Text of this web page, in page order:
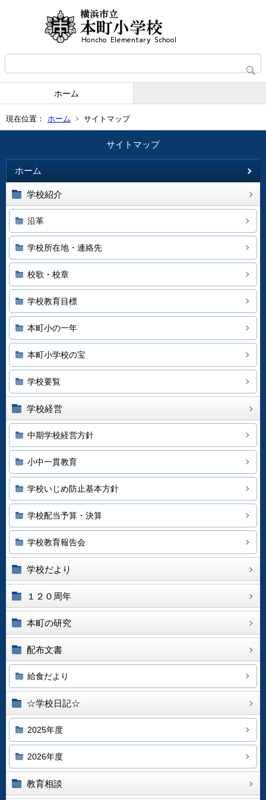
ホーム
現在位置： ホーム サイトマップ
サイトマップ
ホーム
学校紹介
沿革
学校所在地・連絡先
校歌・校章
学校教育目標
本町小の一年
本町小学校の宝
学校要覧
学校経営
中期学校経営方針
小中一貫教育
学校いじめ防止基本方針
学校配当予算・決算
学校教育報告会
学校だより
１２０周年
本町の研究
配布文書
給食だより
☆学校日記☆
2025年度
2026年度
教育相談